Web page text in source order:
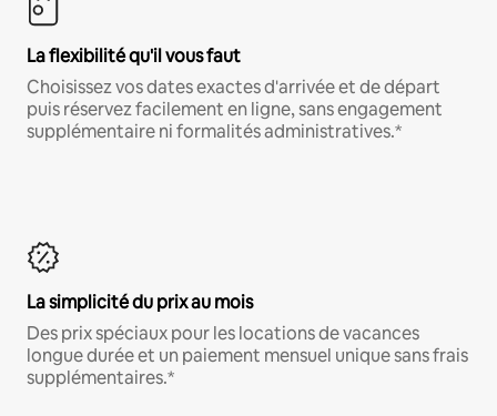
La flexibilité qu'il vous faut
Choisissez vos dates exactes d'arrivée et de départ
puis réservez facilement en ligne, sans engagement
supplémentaire ni formalités administratives.*
La simplicité du prix au mois
Des prix spéciaux pour les locations de vacances
longue durée et un paiement mensuel unique sans frais
supplémentaires.*